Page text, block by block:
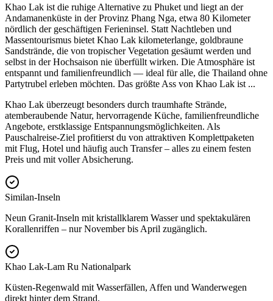
Khao Lak ist die ruhige Alternative zu Phuket und liegt an der
Andamanenküste in der Provinz Phang Nga, etwa 80 Kilometer
nördlich der geschäftigen Ferieninsel. Statt Nachtleben und
Massentourismus bietet Khao Lak kilometerlange, goldbraune
Sandstrände, die von tropischer Vegetation gesäumt werden und
selbst in der Hochsaison nie überfüllt wirken. Die Atmosphäre ist
entspannt und familienfreundlich — ideal für alle, die Thailand ohne
Partytrubel erleben möchten. Das größte Ass von Khao Lak ist ...
Khao Lak überzeugt besonders durch traumhafte Strände,
atemberaubende Natur, hervorragende Küche, familienfreundliche
Angebote, erstklassige Entspannungsmöglichkeiten. Als
Pauschalreise-Ziel profitierst du von attraktiven Komplettpaketen
mit Flug, Hotel und häufig auch Transfer – alles zu einem festen
Preis und mit voller Absicherung.
Similan-Inseln
Neun Granit-Inseln mit kristallklarem Wasser und spektakulären
Korallenriffen – nur November bis April zugänglich.
Khao Lak-Lam Ru Nationalpark
Küsten-Regenwald mit Wasserfällen, Affen und Wanderwegen
direkt hinter dem Strand.